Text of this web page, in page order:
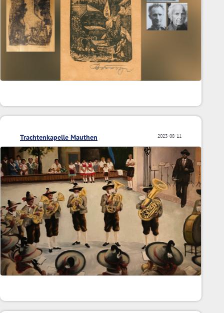
2023-08-11
Trachtenkapelle Mauthen